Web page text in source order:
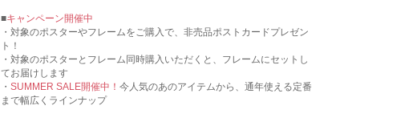
■キャンペーン開催中
・対象のポスターやフレームをご購入で、非売品ポストカードプレゼン
ト！
・対象のポスターとフレーム同時購入いただくと、フレームにセットし
てお届けします
・ SUMMER SALE開催中！ 今人気のあのアイテムから、通年使える定番
まで幅広くラインナップ